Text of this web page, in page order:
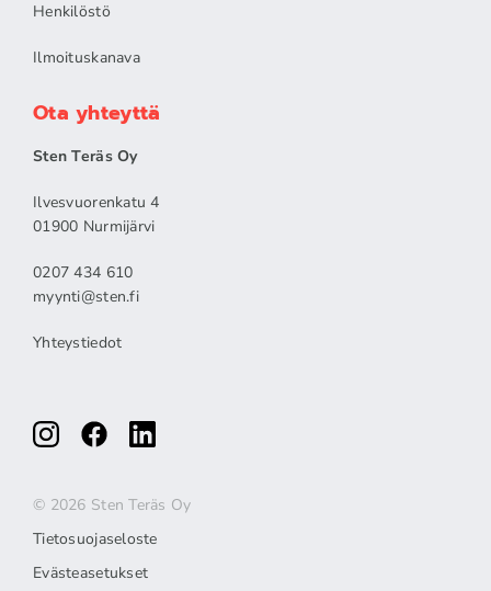
Henkilöstö
Ilmoituskanava
Ota yhteyttä
Sten Teräs Oy
Ilvesvuorenkatu 4
01900 Nurmijärvi
0207 434 610
myynti@sten.fi
Yhteystiedot
© 2026 Sten Teräs Oy
Tietosuojaseloste
Evästeasetukset